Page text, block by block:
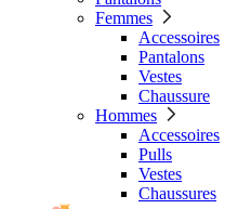
Femmes
Accessoires
Pantalons
Vestes
Chaussure
Hommes
Accessoires
Pulls
Vestes
Chaussures